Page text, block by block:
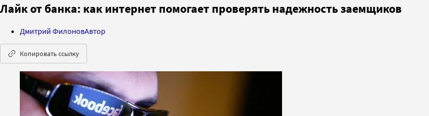
Лайк от банка: как интернет помогает проверять надежность заемщиков
Дмитрий ФилоновАвтор
Копировать ссылку